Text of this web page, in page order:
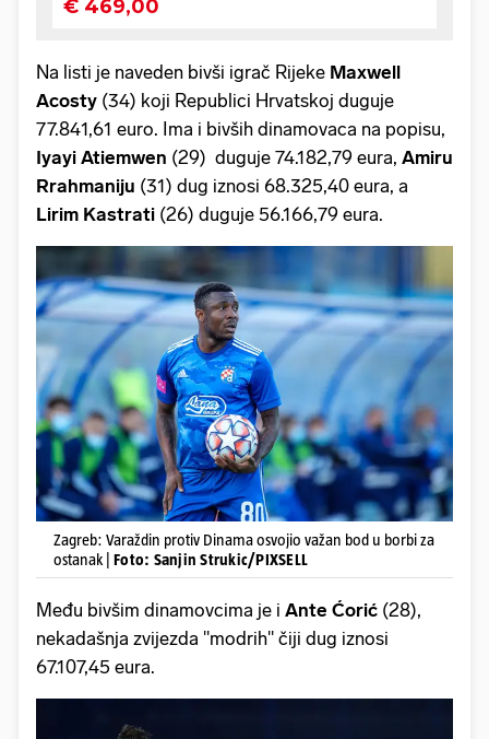
Na listi je naveden bivši igrač Rijeke Maxwell
Acosty (34) koji Republici Hrvatskoj duguje
77.841,61 euro. Ima i bivših dinamovaca na popisu,
Iyayi Atiemwen (29) duguje 74.182,79 eura, Amiru
Rrahmaniju (31) dug iznosi 68.325,40 eura, a
Lirim Kastrati (26) duguje 56.166,79 eura.
Zagreb: Varaždin protiv Dinama osvojio važan bod u borbi za
ostanak | Foto: Sanjin Strukic/PIXSELL
Među bivšim dinamovcima je i Ante Ćorić (28),
nekadašnja zvijezda "modrih" čiji dug iznosi
67.107,45 eura.